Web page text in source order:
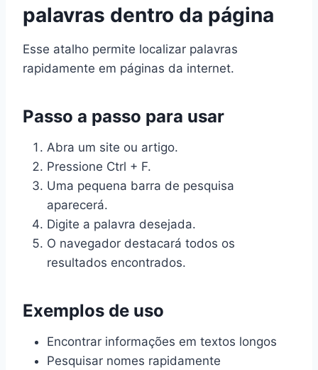
palavras dentro da página
Esse atalho permite localizar palavras
rapidamente em páginas da internet.
Passo a passo para usar
Abra um site ou artigo.
Pressione Ctrl + F.
Uma pequena barra de pesquisa
aparecerá.
Digite a palavra desejada.
O navegador destacará todos os
resultados encontrados.
Exemplos de uso
Encontrar informações em textos longos
Pesquisar nomes rapidamente